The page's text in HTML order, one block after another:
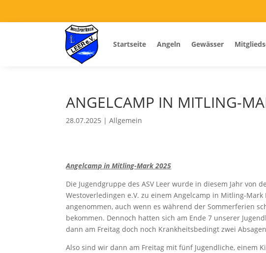
Startseite Angeln Gewässer
ANGELCAMP IN MITLING-
28.07.2025 |Allgemein
Angelcamp in Mitling-Mark 2025
Die Jugendgruppe des ASV Leer wurde in diesem Jahr von
Westoverledingen e.V. zu einem Angelcamp in Mitling-
angenommen, auch wenn es während der Sommerferien
bekommen. Dennoch hatten sich am Ende 7 unserer
dann am Freitag doch noch Krankheitsbedingt zwei
Also sind wir dann am Freitag mit fünf Jugendliche, einem